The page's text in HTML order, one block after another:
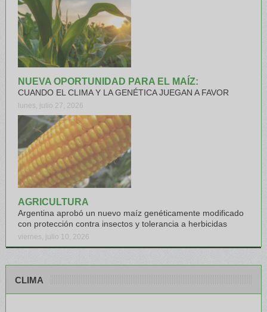
NUEVA OPORTUNIDAD PARA EL MAÍZ:
CUANDO EL CLIMA Y LA GENÉTICA JUEGAN A FAVOR
lunes, julio 27, 2026
AGRICULTURA
Argentina aprobó un nuevo maíz genéticamente modificado
con protección contra insectos y tolerancia a herbicidas
viernes, julio 10, 2026
CLIMA